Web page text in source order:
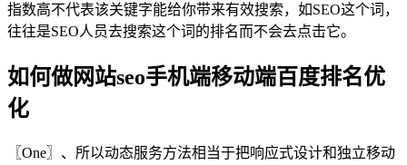
指数高不代表该关键字能给你带来有效搜索，如SEO这个词，
往往是SEO人员去搜索这个词的排名而不会去点击它。
如何做网站seo手机端移动端百度排名优
化
〖One〗、所以动态服务方法相当于把响应式设计和独立移动